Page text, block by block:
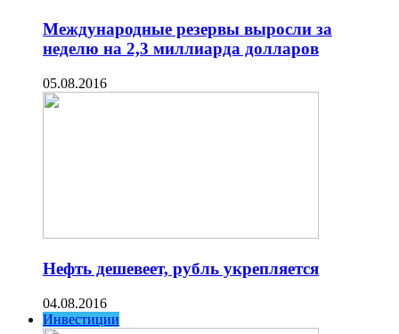
Международные резервы выросли за
неделю на 2,3 миллиарда долларов
05.08.2016
Нефть дешевеет, рубль укрепляется
04.08.2016
Инвестиции